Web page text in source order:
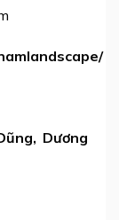
Dương